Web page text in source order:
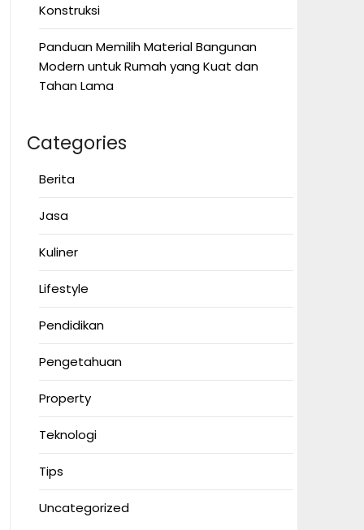
Konstruksi
Panduan Memilih Material Bangunan
Modern untuk Rumah yang Kuat dan
Tahan Lama
Categories
Berita
Jasa
Kuliner
Lifestyle
Pendidikan
Pengetahuan
Property
Teknologi
Tips
Uncategorized